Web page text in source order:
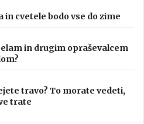
in cvetele bodo vse do zime
in drugim opraševalcem
travo? To morate vedeti,
trate